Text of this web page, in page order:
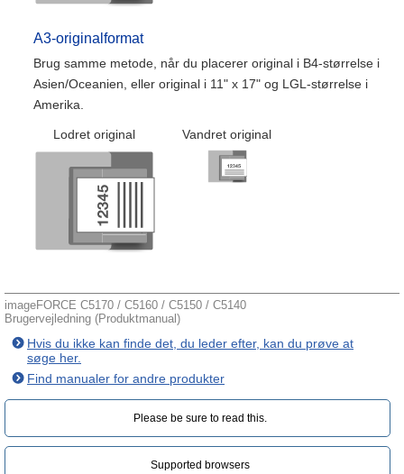
A3-originalformat
Brug samme metode, når du placerer original i B4-størrelse i
Asien/Oceanien, eller original i 11" x 17" og LGL-størrelse i
Amerika.
Lodret original Vandret original
imageFORCE C5170 / C5160 / C5150 / C5140
Brugervejledning (Produktmanual)
Hvis du ikke kan finde det, du leder efter, kan du prøve at
søge her.
Find manualer for andre produkter
Please be sure to read this.‎
Supported browsers